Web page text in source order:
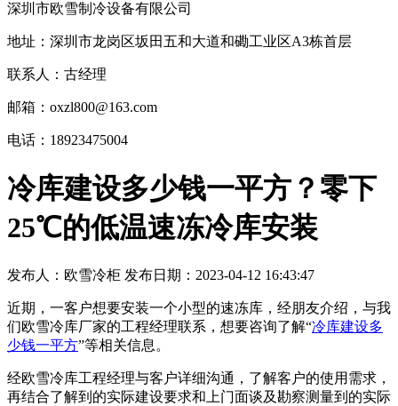
深圳市欧雪制冷设备有限公司
地址：深圳市龙岗区坂田五和大道和磡工业区A3栋首层
联系人：古经理
邮箱：oxzl800@163.com
电话：18923475004
冷库建设多少钱一平方？零下
25℃的低温速冻冷库安装
发布人： 欧雪冷柜 发布日期： 2023-04-12 16:43:47
近期，一客户想要安装一个小型的速冻库，经朋友介绍，与我
们欧雪冷库厂家的工程经理联系，想要咨询了解“冷库建设多
少钱一平方”等相关信息。
经欧雪冷库工程经理与客户详细沟通，了解客户的使用需求，
再结合了解到的实际建设要求和上门面谈及勘察测量到的实际